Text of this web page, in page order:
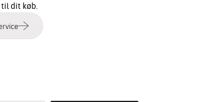
dit køb.